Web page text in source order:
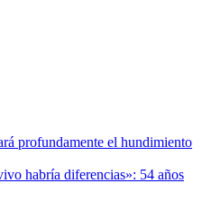
profundamente el hundimiento
habría diferencias»: 54 años